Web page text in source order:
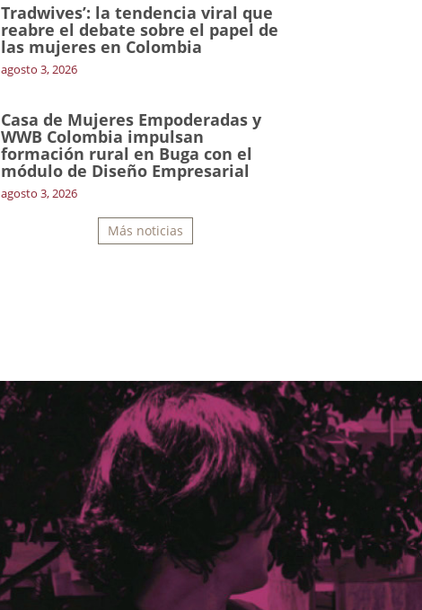
Tradwives’: la tendencia viral que
reabre el debate sobre el papel de
las mujeres en Colombia
agosto 3, 2026
Casa de Mujeres Empoderadas y
WWB Colombia impulsan
formación rural en Buga con el
módulo de Diseño Empresarial
agosto 3, 2026
Más noticias